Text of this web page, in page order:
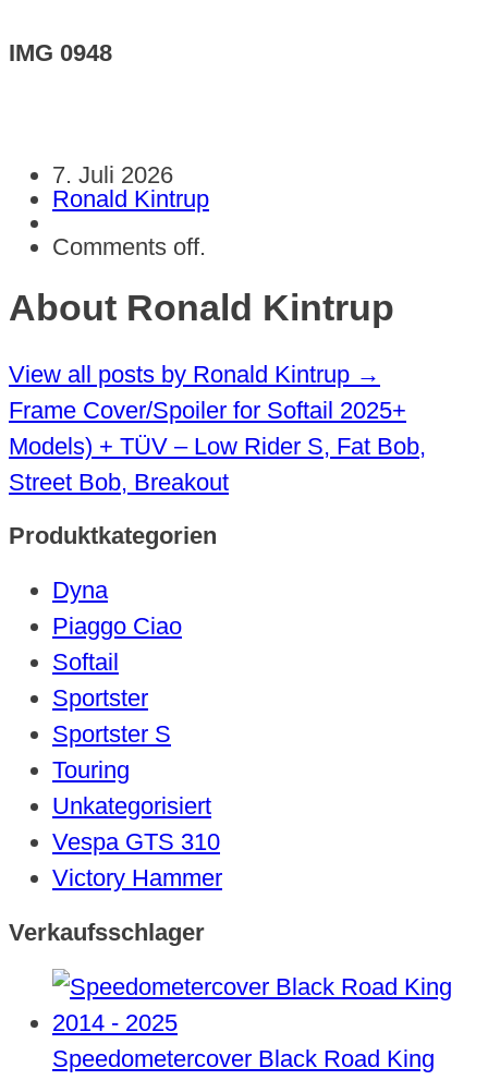
IMG 0948
7. Juli 2026
Ronald Kintrup
Comments off.
About Ronald Kintrup
View all posts by Ronald Kintrup →
Frame Cover/Spoiler for Softail 2025+
Models) + TÜV – Low Rider S, Fat Bob,
Street Bob, Breakout
Produktkategorien
Dyna
Piaggo Ciao
Softail
Sportster
Sportster S
Touring
Unkategorisiert
Vespa GTS 310
Victory Hammer
Verkaufsschlager
Speedometercover Black Road King